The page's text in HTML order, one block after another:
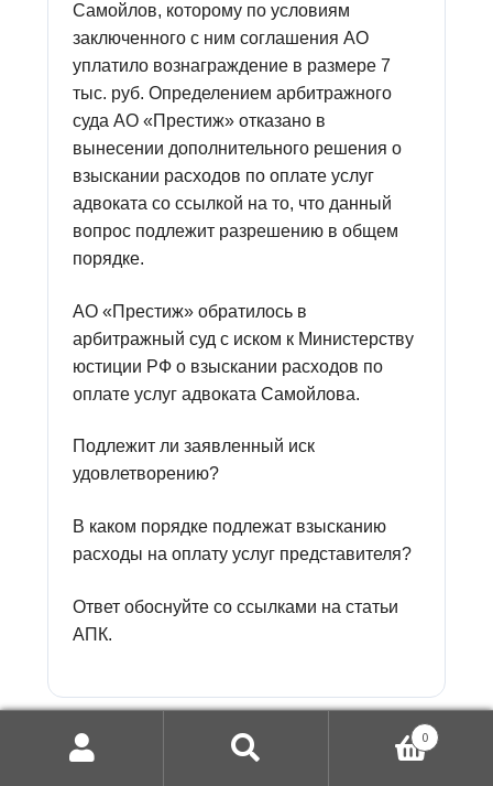
Самойлов, которому по условиям
заключенного с ним соглашения АО
уплатило вознаграждение в размере 7
тыс. руб. Определением арбитражного
суда АО «Престиж» отказано в
вынесении дополнительного решения о
взыскании расходов по оплате услуг
адвоката со ссылкой на то, что данный
вопрос подлежит разрешению в общем
порядке.
АО «Престиж» обратилось в
арбитражный суд с иском к Министерству
юстиции РФ о взыскании расходов по
оплате услуг адвоката Самойлова.
Подлежит ли заявленный иск
удовлетворению?
В каком порядке подлежат взысканию
расходы на оплату услуг представителя?
Ответ обоснуйте со ссылками на статьи
АПК.
Билет № 7
0